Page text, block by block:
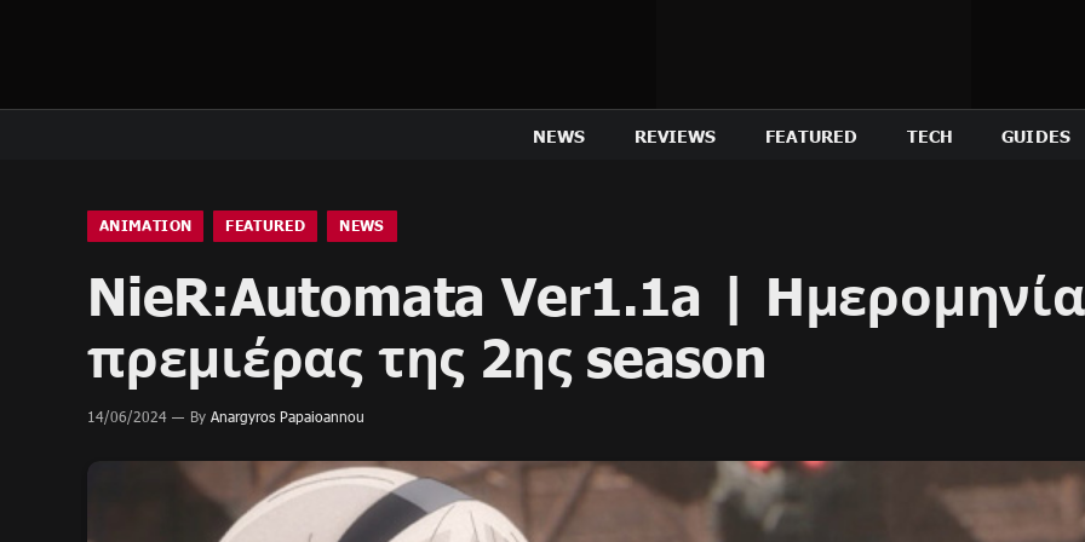
NEWS REVIEWS FEATURED TECH GUIDES
ANIMATION FEATURED NEWS
NieR:Automata Ver1.1a | Hμερομηνία
πρεμιέρας της 2ης season
14/06/2024 By Anargyros Papaioannou